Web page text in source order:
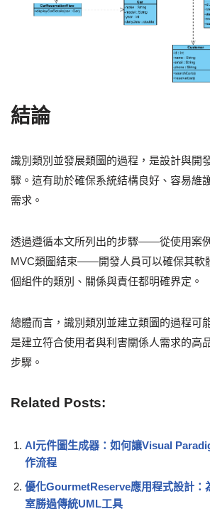
結論
識別類別並發展類圖的過程，是設計與開
驟。這有助於確保系統結構良好、容易維
需求。
透過遵循本文所列出的步驟——從使用案
MVC類圖結束——開發人員可以確保其軟
個組件的類別、關係與責任都明確界定。
總體而言，識別類別並建立類圖的過程可
是建立符合使用者與利害關係人需求的高
步驟。
Related Posts:
AI元件圖生成器：如何讓Visual
作流程
優化GourmetReserve應用程式設計：
室勝過傳統UML工具